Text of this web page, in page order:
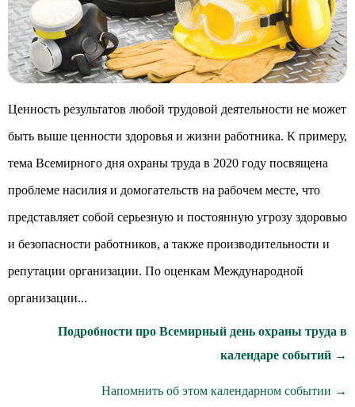
Ценность результатов любой трудовой деятельности не может
быть выше ценности здоровья и жизни работника. К примеру,
тема Всемирного дня охраны труда в 2020 году посвящена
проблеме насилия и домогательств на рабочем месте, что
представляет собой серьезную и постоянную угрозу здоровью
и безопасности работников, а также производительности и
репутации организации. По оценкам Международной
организации...
Подробности про Всемирный день охраны труда в
календаре событий →
Напомнить об этом календарном событии →